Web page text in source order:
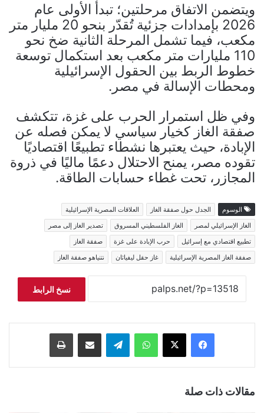
ويتضمن الاتفاق مرحلتين؛ تبدأ الأولى عام
2026 بإمدادات جزئية تُقدّر بنحو 20 مليار متر
مكعب، فيما تشمل المرحلة الثانية ضخ نحو
110 مليارات متر مكعب بعد استكمال توسعة
خطوط الربط بين الحقول الإسرائيلية
ومحطات الإسالة في مصر.
وفي ظل استمرار الحرب على غزة، تتكشف
صفقة الغاز كخيار سياسي لا يمكن فصله عن
الإبادة، حيث يعتبرها نشطاء تطبيعًا اقتصاديًا
تقوده مصر، يمنح الاحتلال دعمًا ماليًا في ذروة
المجازر، تحت غطاء حسابات الطاقة.
الوسوم الجدل حول صفقة الغاز
العلاقات المصرية الإسرائيلية
الغاز الإسرائيلي لمصر
الغاز الفلسطيني المسروق
تصدير الغاز إلى مصر
تطبيع اقتصادي مع إسرائيل
حرب الإبادة على غزة
صفقة الغاز
صفقة الغاز المصرية الإسرائيلية
غاز حقل ليفياثان نتنياهو صفقة الغاز
نسخ الرابط
فيسبوك ‫X واتساب تيلقرام مشاركة عبر البريد طباعة
مقالات ذات صلة